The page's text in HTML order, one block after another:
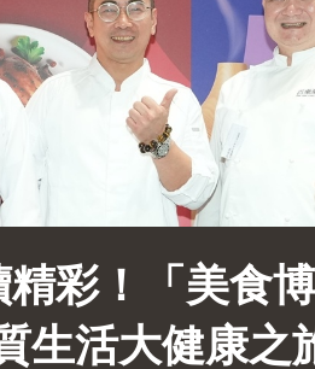
彩！「美食
生活大健康之